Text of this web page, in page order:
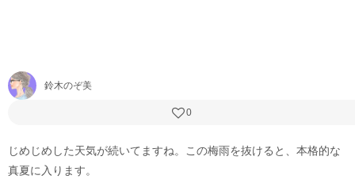
鈴木のぞ美
0
じめじめした天気が続いてますね。この梅雨を抜けると、本格的な
真夏に入ります。